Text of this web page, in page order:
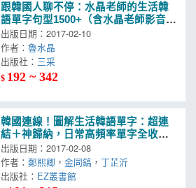
跟韓國人聊不停：水晶老師的生活韓
語單字句型1500+（含水晶老師影音教
學QRcode）
出版日期：2017-02-10
作者：魯水晶
出版社：
$ 192 ~ 342
韓國連線！圖解生活韓語單字：超連
結＋神歸納，日常高頻率單字全收
錄！（1書＋1 MP3）
出版日期：2017-02-08
作者：鄭熙卿 ，金同鎬 ，丁芷沂
出版社：